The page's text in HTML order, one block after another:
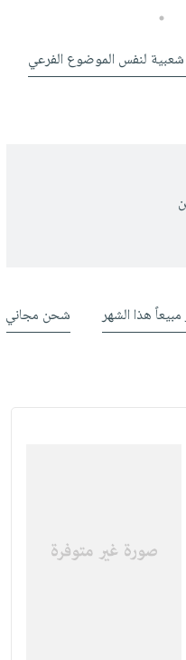
4
شعبية لنفس الموضوع الفرعي
مبيعاً هذا الشهر شحن مجاني